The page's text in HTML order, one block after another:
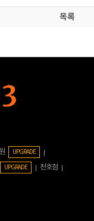
목록
UPGRADE
UPGRADE
천호점